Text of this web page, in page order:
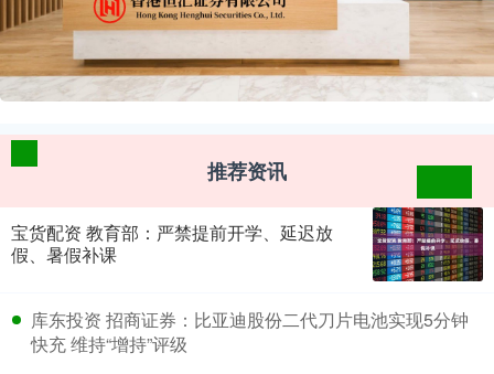
推荐资讯
宝货配资 教育部：严禁提前开学、延迟放
假、暑假补课
​库东投资 招商证券：比亚迪股份二代刀片电池实现5分钟
快充 维持“增持”评级